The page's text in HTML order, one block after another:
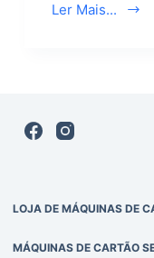
Ler Mais...
LOJA DE MÁQUINAS DE
MÁQUINAS DE CARTÃO